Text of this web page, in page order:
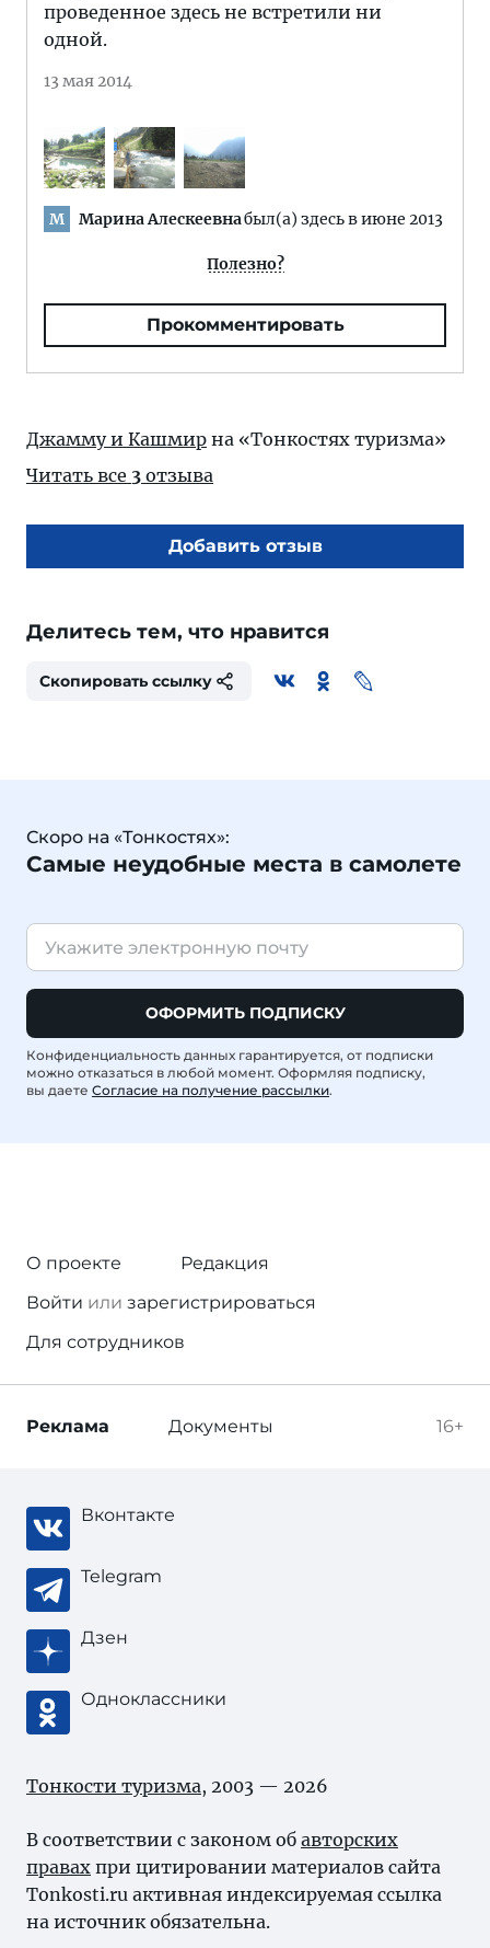
проведенное здесь не встретили ни
одной.
13 мая 2014
М Марина Алескеевнабыл(а) здесь в июне 2013
Полезно?
Прокомментировать
Джамму и Кашмир на «Тонкостях туризма»
Читать все 3 отзыва
Добавить отзыв
Делитесь тем, что нравится
Скопировать ссылку
Скоро на «Тонкостях»:
Самые неудобные места в самолете
ОФОРМИТЬ ПОДПИСКУ
Конфиденциальность данных гарантируется, от подписки
можно отказаться в любой момент. Оформляя подписку,
вы даете Согласие на получение рассылки.
О проекте
Редакция
Войти или зарегистрироваться
Для сотрудников
16+
Реклама Документы
Вконтакте
Telegram
Дзен
Одноклассники
Тонкости туризма, 2003 — 2026
В соответствии с законом об авторских
правах при цитировании материалов сайта
Tonkosti.ru активная индексируемая ссылка
на источник обязательна.